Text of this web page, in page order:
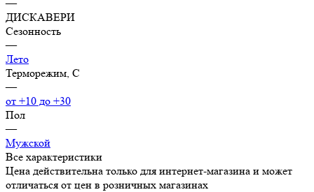
—
ДИСКАВЕРИ
Сезонность
—
Лето
Терморежим, C
—
от +10 до +30
Пол
—
Мужской
Все характеристики
Цена действительна только для интернет-магазина и может
отличаться от цен в розничных магазинах